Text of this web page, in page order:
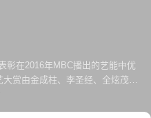
彰在2016年MBC播出的艺能中优
赏由金成柱、李圣经、全炫茂主
河、金成柱四位候补角逐。并且